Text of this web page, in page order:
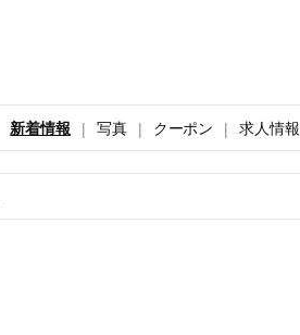
新着情報 写真 クーポン 求人情報